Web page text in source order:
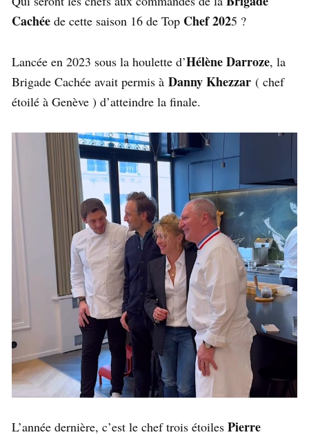
Cachée de cette saison 16 de Top Chef 2025 ?
Lancée en 2023 sous la houlette d’Hélène Darroze, la
Brigade Cachée avait permis à Danny Khezzar ( chef
étoilé à Genève ) d’atteindre la finale.
L’année dernière, c’est le chef trois étoiles Pierre